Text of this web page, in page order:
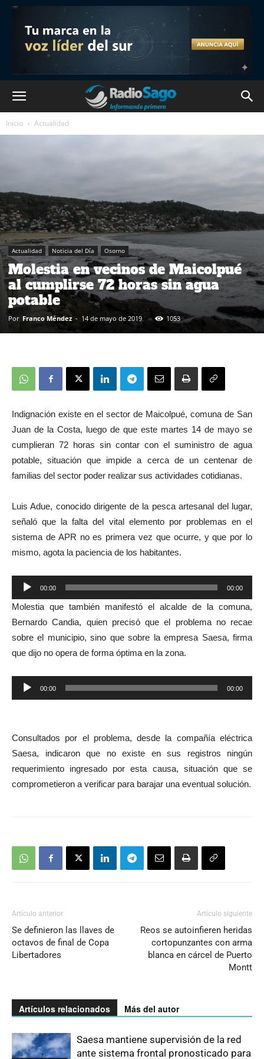
Inicio Actualidad
Actualidad Noticia del Día Osorno
Molestia en vecinos de Maicolpué
al cumplirse 72 horas sin agua
potable
Por Franco Méndez - 14 de mayo de 2019 1053
Indignación existe en el sector de Maicolpué, comuna de San
Juan de la Costa, luego de que este martes 14 de mayo se
cumplieran 72 horas sin contar con el suministro de agua
potable, situación que impide a cerca de un centenar de
familias del sector poder realizar sus actividades cotidianas.
Luis Adue, conocido dirigente de la pesca artesanal del lugar,
señaló que la falta del vital elemento por problemas en el
sistema de APR no es primera vez que ocurre, y que por lo
mismo, agota la paciencia de los habitantes.
Reproductor
de
audio
00:00 00:00
Molestia que también manifestó el alcalde de la comuna,
Bernardo Candia, quien precisó que el problema no recae
sobre el municipio, sino que sobre la empresa Saesa, firma
que dijo no opera de forma óptima en la zona.
Reproductor
de
00:00 00:00
Consultados por el problema, desde la compañía eléctrica
Saesa, indicaron que no existe en sus registros ningún
requerimiento ingresado por esta causa, situación que se
comprometieron a verificar para barajar una eventual solución.
Artículo anterior
Se definieron las llaves de
octavos de final de Copa
Libertadores
Artículo siguiente
Reos se autoinfieren heridas
cortopunzantes con arma
blanca en cárcel de Puerto
Montt
Artículos relacionados Más del autor
Saesa mantiene supervisión de la red
ante sistema frontal pronosticado para